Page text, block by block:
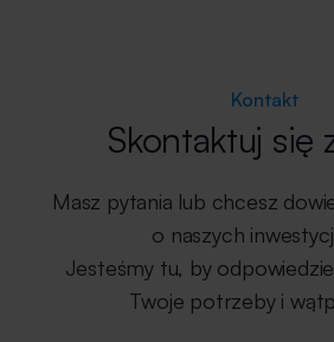
Kontakt
Skontaktuj się
Masz pytania lub chcesz
o naszych
Jesteśmy tu, by
Twoje potrzeby i